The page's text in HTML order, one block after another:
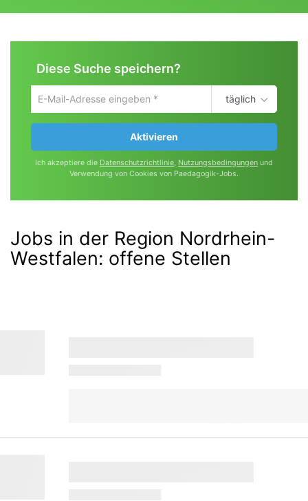
Diese Suche speichern?
Um
die
aktuelle
zu
speichern
deine
ein
täglich
Aktivieren
Ich akzeptiere die Datenschutzrichtlinie, Nutzungsbedingungen und
Verwendung von Cookies von Paedagogik-Jobs.
Jobs in der Region Nordrhein-
Westfalen: offene Stellen